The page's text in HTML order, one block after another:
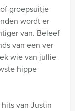
groepsuitje
wordt er
van. Beleef
van een ver
wie van jullie
hippe
van Justin